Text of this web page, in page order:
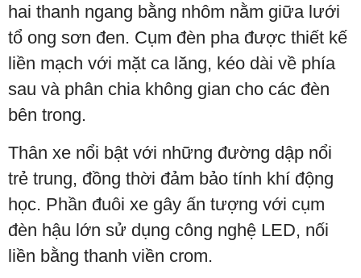
hai thanh ngang bằng nhôm nằm giữa lưới
tổ ong sơn đen. Cụm đèn pha được thiết kế
liền mạch với mặt ca lăng, kéo dài về phía
sau và phân chia không gian cho các đèn
bên trong.
Thân xe nổi bật với những đường dập nổi
trẻ trung, đồng thời đảm bảo tính khí động
học. Phần đuôi xe gây ấn tượng với cụm
đèn hậu lớn sử dụng công nghệ LED, nối
liền bằng thanh viền crom.